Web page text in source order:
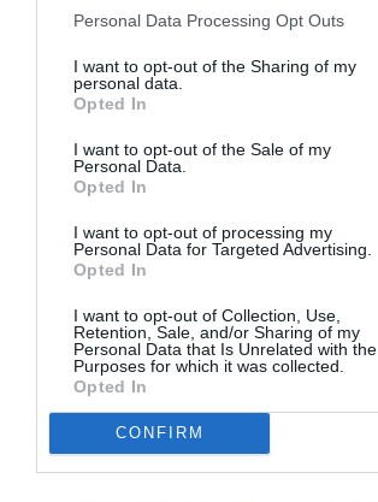
Personal Data Processing Opt Outs
I want to opt-out of the Sharing of my
personal data.
Opted In
I want to opt-out of the Sale of my
Personal Data.
Opted In
I want to opt-out of processing my
Personal Data for Targeted Advertising.
Opted In
I want to opt-out of Collection, Use,
Retention, Sale, and/or Sharing of my
Personal Data that Is Unrelated with the
Purposes for which it was collected.
Opted In
CONFIRM
Η μακρά λίστα με
τις υποψηφιότητες
για το Βραβείο
Booker 2026
«Παρεμποδίζοντας